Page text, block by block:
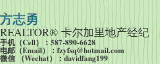
方志勇
REALTOR® 卡尔加里地产经纪
手机（Cell）：587-890-6628
​电邮（Email）： fzyfsq@hotmail.com
​微信 （Wechat）：davidfang199